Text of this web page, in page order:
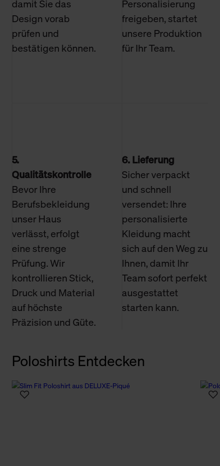
damit Sie das
Design vorab
prüfen und
bestätigen können.
Personalisierung
freigeben, startet
unsere Produktion
für Ihr Team.
5.
Qualitätskontrolle
Bevor Ihre
Berufsbekleidung
unser Haus
verlässt, erfolgt
eine strenge
Prüfung. Wir
kontrollieren Stick,
Druck und Material
auf höchste
Präzision und Güte.
6. Lieferung
Sicher verpackt
und schnell
versendet: Ihre
personalisierte
Kleidung macht
sich auf den Weg zu
Ihnen, damit Ihr
Team sofort perfekt
ausgestattet
starten kann.
Poloshirts Entdecken